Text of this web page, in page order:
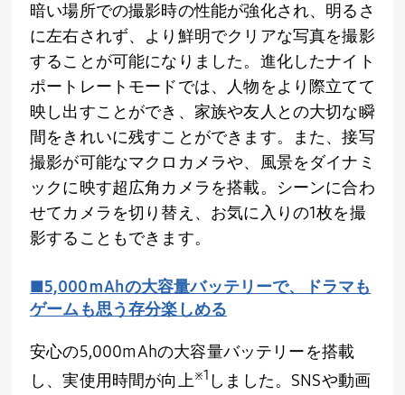
暗い場所での撮影時の性能が強化され、明るさ
に左右されず、より鮮明でクリアな写真を撮影
することが可能になりました。進化したナイト
ポートレートモードでは、人物をより際立てて
映し出すことができ、家族や友人との大切な瞬
間をきれいに残すことができます。また、接写
撮影が可能なマクロカメラや、風景をダイナミ
ックに映す超広角カメラを搭載。シーンに合わ
せてカメラを切り替え、お気に入りの1枚を撮
影することもできます。
■5,000ｍAhの大容量バッテリーで、ドラマも
ゲームも思う存分楽しめる
安心の5,000mAhの大容量バッテリーを搭載
し、実使用時間が向上※1 しました。 SNSや動画